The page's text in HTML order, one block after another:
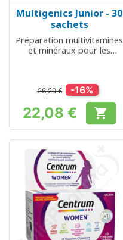
Multigenics Junior - 30
sachets
Préparation multivitamines
et minéraux pour les
26,29 € -16%
Prix
22,08 € 